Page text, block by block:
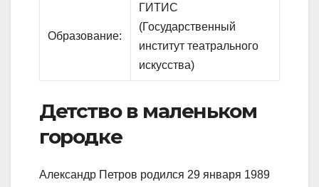
Образование:
ГИТИС
(Государственный
институт театрального
искусства)
Детство в маленьком
городке
Александр Петров родился 29 января 1989